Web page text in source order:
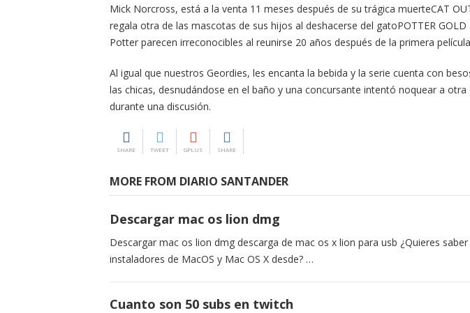
Mick Norcross, está a la venta 11 meses después de su trágica muerteCAT
regala otra de las mascotas de sus hijos al deshacerse del gatoPOTTER
Potter parecen irreconocibles al reunirse 20 años después de la primera película
Al igual que nuestros Geordies, les encanta la bebida y la serie cuenta con
las chicas, desnudándose en el baño y una concursante intentó noquear a otra
durante una discusión.
SHARE TWEET GPLUS SHARE
MORE FROM DIARIO SANTANDER
Descargar mac os lion dmg
Descargar mac os lion dmg descarga de mac os x lion para usb ¿Quieres
instaladores de MacOS y Mac OS X desde? …
Cuanto son 50 subs en twitch